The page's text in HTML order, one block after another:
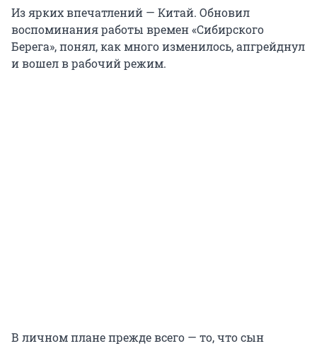
Из ярких впечатлений — Китай. Обновил
воспоминания работы времен «Сибирского
Берега», понял, как много изменилось, апгрейднул
и вошел в рабочий режим.
В личном плане прежде всего — то, что сын